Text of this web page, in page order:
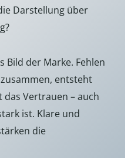
Darstellung über
Bild der Marke. Fehlen
entsteht
das Vertrauen – auch
ist. Klare und
die